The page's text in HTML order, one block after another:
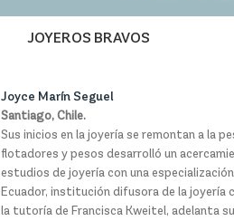
JOYEROS BRAVOS
Joyce Marín Seguel
Santiago, Chile.
Sus inicios en la joyería se remontan a la
flotadores y pesos desarrolló un
estudios de joyería con una
Ecuador, institución difusora de la joyería
la tutoría de Francisca Kweitel, adelanta